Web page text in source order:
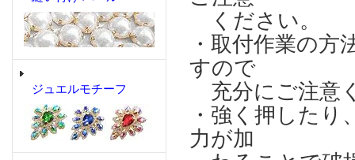
ジュエルモチーフ
ください。
・取付作業の
すので
充分にご注意
・強く押した
力が加